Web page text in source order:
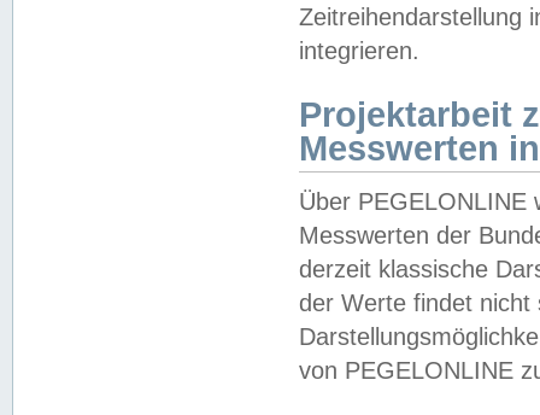
Zeitreihendarstellung
integrieren.
Projektarbeit
Messwerten
Über PEGELONLINE
Messwerten der
derzeit klassische
der Werte findet
von PEGELONLINE